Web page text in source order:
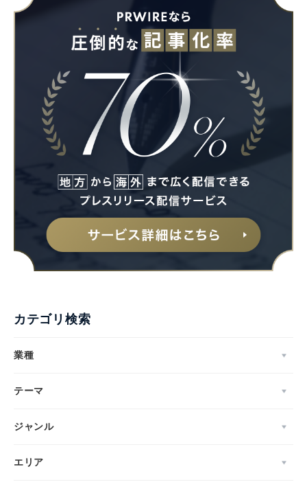
カテゴリ検索
業種
テーマ
ジャンル
エリア